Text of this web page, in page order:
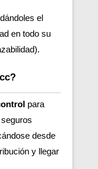
el
en todo su
para
desde
y llegar